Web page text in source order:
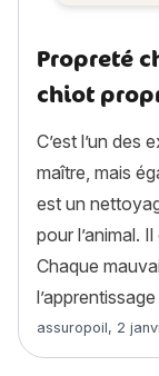
Propreté
chiot
C’est l’un des
maître, mais
est un
pour l’animal.
Chaque
Article rédigé par
assuropoil, 2